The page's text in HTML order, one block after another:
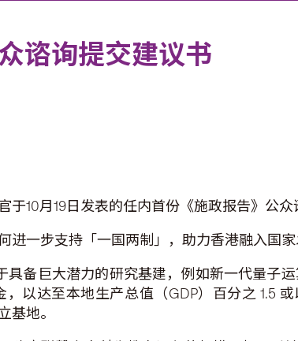
谘询提交建议书
10月19日发表的任内首份《施政报告》公众
一步支持「一国两制」，助力香港融入国
具备巨大潜力的研究基建，例如新一代量子
以达至本地生产总值（GDP）百分之 1.5
基地。